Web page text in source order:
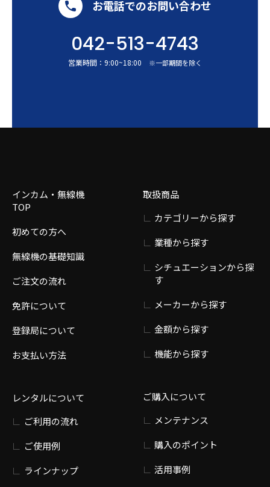
お電話でのお問い合わせ
042-513-4743
営業時間： 9:00~18:00 ※一部期間を除く
インカム・無線機
TOP
初めての方へ
無線機の基礎知識
ご注文の流れ
免許について
登録局について
お支払い方法
レンタルについて
ご利用の流れ
ご使用例
ラインナップ
取扱商品
カテゴリーから探す
業種から探す
シチュエーションから探
す
メーカーから探す
金額から探す
機能から探す
ご購入について
メンテナンス
購入のポイント
活用事例